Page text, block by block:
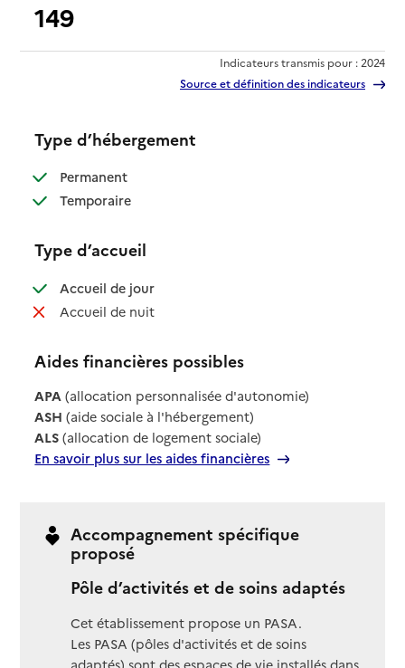
149
Indicateurs transmis pour : 2024
Source et définition des indicateurs
Type d’hébergement
Permanent: disponible
Temporaire: disponible
Type d’accueil
Accueil de jour: disponible
Accueil de nuit: non disponible
Aides financières possibles
APA (allocation personnalisée d'autonomie)
ASH (aide sociale à l'hébergement)
ALS (allocation de logement sociale)
En savoir plus sur les aides financières
Accompagnement spécifique
proposé
Pôle d’activités et de soins adaptés
Cet établissement propose un PASA.
Les PASA (pôles d'activités et de soins